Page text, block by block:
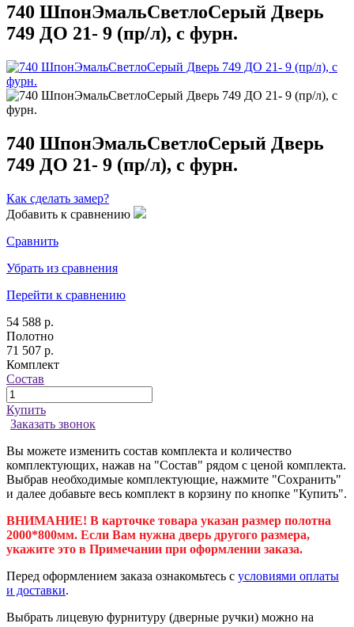
740 ШпонЭмальСветлоСерый Дверь
749 ДО 21- 9 (пр/л), с фурн.
740 ШпонЭмальСветлоСерый Дверь
749 ДО 21- 9 (пр/л), с фурн.
Как сделать замер?
Добавить к сравнению
Сравнить
Убрать из сравнения
Перейти к сравнению
54 588 р.
Полотно
71 507 р.
Комплект
Состав
Купить
Заказать звонок
Вы можете изменить состав комплекта и количество
комплектующих, нажав на "Состав" рядом с ценой комплекта.
Выбрав необходимые комплектующие, нажмите "Сохранить"
и далее добавьте весь комплект в корзину по кнопке "Купить".
ВНИМАНИЕ! В карточке товара указан размер полотна
2000*800мм. Если Вам нужна дверь другого размера,
укажите это в Примечании при оформлении заказа.
Перед оформлением заказа ознакомьтесь с условиями оплаты
и доставки.
Выбрать лицевую фурнитуру (дверные ручки) можно на